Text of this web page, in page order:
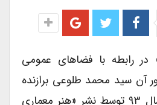
در رابطه با فضاهای عمومی
سید محمد طلوعی برازنده
است. این کتاب در سال ۹۳ توسط نشر «هنر معماری